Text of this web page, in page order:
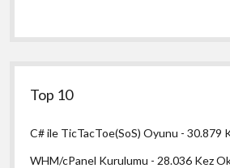
Top 10
C# ile TicTacToe(SoS) Oyunu - 30.879
WHM/cPanel Kurulumu - 28.036 Kez